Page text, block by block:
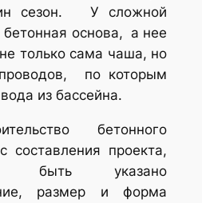
сезон. У сложной
бетонная основа, а нее
только сама чаша, но
по которым
из бассейна.
бетонного
составления проекта,
быть указано
размер и форма